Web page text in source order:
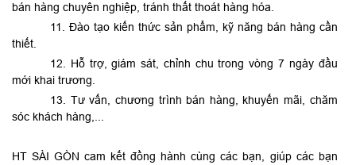
bán hàng chuyên nghiệp, tránh thất thoát hàng hóa.
11. Đào tạo kiến thức sản phẩm, kỹ năng bán hàng cần
thiết.
12. Hỗ trợ, giám sát, chỉnh chu trong vòng 7 ngày đầu
mới khai trương.
13. Tư vấn, chương trình bán hàng, khuyến mãi, chăm
sóc khách hàng,...
HT SÀI GÒN cam kết đồng hành cùng các bạn, giúp các bạn